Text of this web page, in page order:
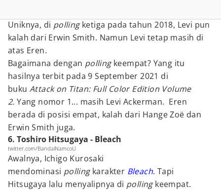
Uniknya, di pollingketiga pada tahun 2018, Levi pun
kalah dari Erwin Smith. Namun Levi tetap masih di
atas Eren.
Bagaimana dengan pollingkeempat? Yang itu
hasilnya terbit pada 9 September 2021 di
buku Attack on Titan: Full Color Edition Volume
2.Yang nomor 1... masih Levi Ackerman. Eren
berada di posisi empat, kalah dari Hange Zoë dan
Erwin Smith juga.
6. Toshiro Hitsugaya - Bleach
twitter.com/BandaiNamcoU
Awalnya, Ichigo Kurosaki
mendominasi pollingkarakter Bleach. Tapi
Hitsugaya lalu menyalipnya di pollingkeempat.